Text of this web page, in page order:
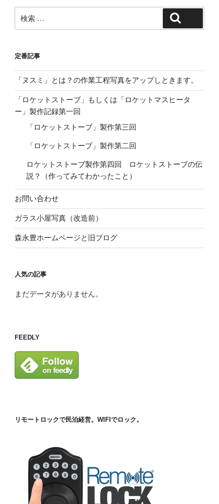
索:
定番記事
「ヌスミ」とは？の作業工程写真をアップしときます。
「ロケットストーブ」もしくは「ロケットマスヒータ
ー」製作記録第一回
「ロケットストーブ」製作第三回
「ロケットストーブ」製作第二回
ロケットストーブ製作第四回 ロケットストーブの伝
説？（作ってみてわかったこと）
お問い合わせ
ガラス小屋写真（改造前）
森永豊ホームページと旧ブログ
人気の記事
まだデータがありません。
FEEDLY
リモートロックで民泊経営。WIFIでロック。